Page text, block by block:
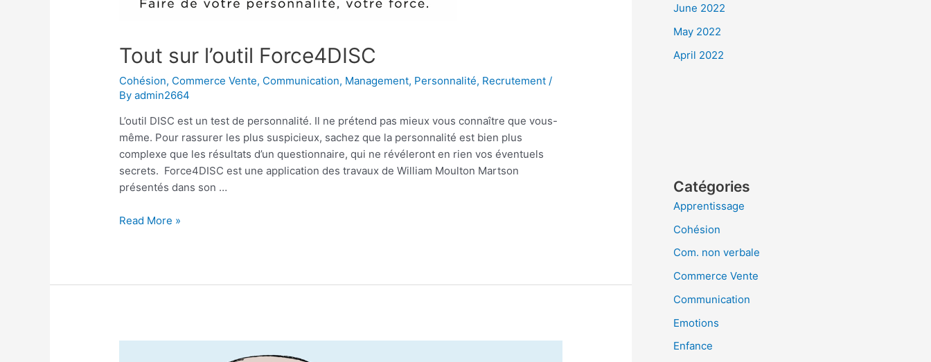
Tout sur l’outil Force4DISC
Cohésion, Commerce Vente, Communication, Management, Personnalité, Recrutement /
Byadmin2664
L’outil DISC est un test de personnalité. Il ne prétend pas mieux vous connaître que vous-
même. Pour rassurer les plus suspicieux, sachez que la personnalité est bien plus
complexe que les résultats d’un questionnaire, qui ne révéleront en rien vos éventuels
secrets. Force4DISC est une application des travaux de William Moulton Martson
présentés dans son …
Tout
Read More »
June 2022
May 2022
April 2022
Catégories
Apprentissage
Cohésion
Com. non verbale
Commerce Vente
Communication
Emotions
Enfance